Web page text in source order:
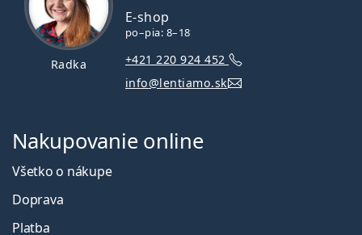
Radka
E-shop
po–pia: 8–18
+421 220 924 452
info@lentiamo.sk
Nakupovanie online
Všetko o nákupe
Doprava
Platba